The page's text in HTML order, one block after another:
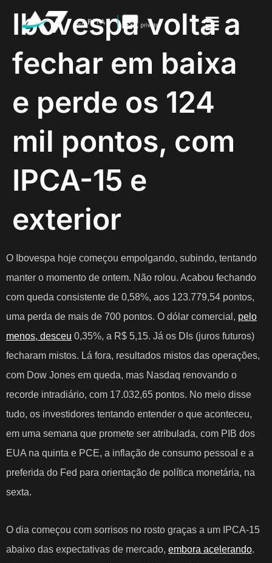
Ibovespa volta a
fechar em baixa
e perde os 124
mil pontos, com
IPCA-15 e
exterior
O Ibovespa hoje começou empolgando, subindo, tentando
manter o momento de ontem. Não rolou. Acabou fechando
com queda consistente de 0,58%, aos 123.779,54 pontos,
uma perda de mais de 700 pontos. O dólar comercial, pelo
menos, desceu 0,35%, a R$ 5,15. Já os DIs (juros futuros)
fecharam mistos. Lá fora, resultados mistos das operações,
com Dow Jones em queda, mas Nasdaq renovando o
recorde intradiário, com 17.032,65 pontos. No meio disse
tudo, os investidores tentando entender o que aconteceu,
em uma semana que promete ser atribulada, com PIB dos
EUA na quinta e PCE, a inflação de consumo pessoal e a
preferida do Fed para orientação de política monetária, na
sexta.
O dia começou com sorrisos no rosto graças a um IPCA-15
abaixo das expectativas de mercado, embora acelerando.